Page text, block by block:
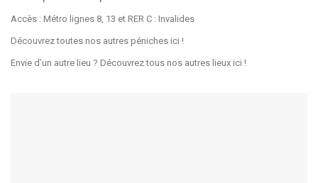
Accès : Métro lignes 8, 13 et RER C : Invalides
Découvrez toutes nos autres péniches ici !
Envie d’un autre lieu ? Découvrez tous nos autres lieux ici !